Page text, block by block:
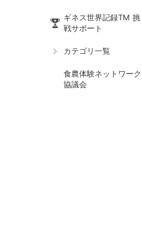
ギネス世界記録TM 挑
戦サポート
カテゴリ一覧
食農体験ネットワーク
協議会